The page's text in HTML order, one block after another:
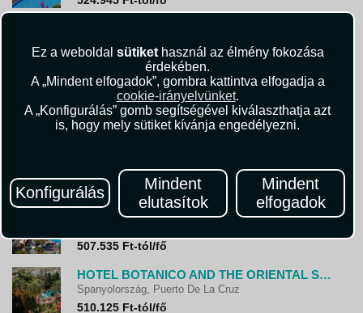
Ez a weboldal sütikethasznál az élmény fokozása
érdekében.
A „Mindent elfogadok”, gombra kattintva elfogadja a
cookie-irányelvünket.
A „Konfigurálás” gomb segítségével kiválaszthatja azt
is, hogy mely sütiket kívánja engedélyezni.
Konfigurálás
Mindent
elutasítok
Mindent
elfogadok
376.915 Ft-tól/fő
OCCIDENTAL JANDIA MAR
Spanyolország, Jandia
465.465 Ft-tól/fő
642.565 Ft-tól/fő
SOL BARBACAN
507.535 Ft-tól/fő
HOTEL BOTANICO AND THE ORIENTAL SPA GARDEN
Spanyolország, Puerto De La Cruz
510.125 Ft-tól/fő